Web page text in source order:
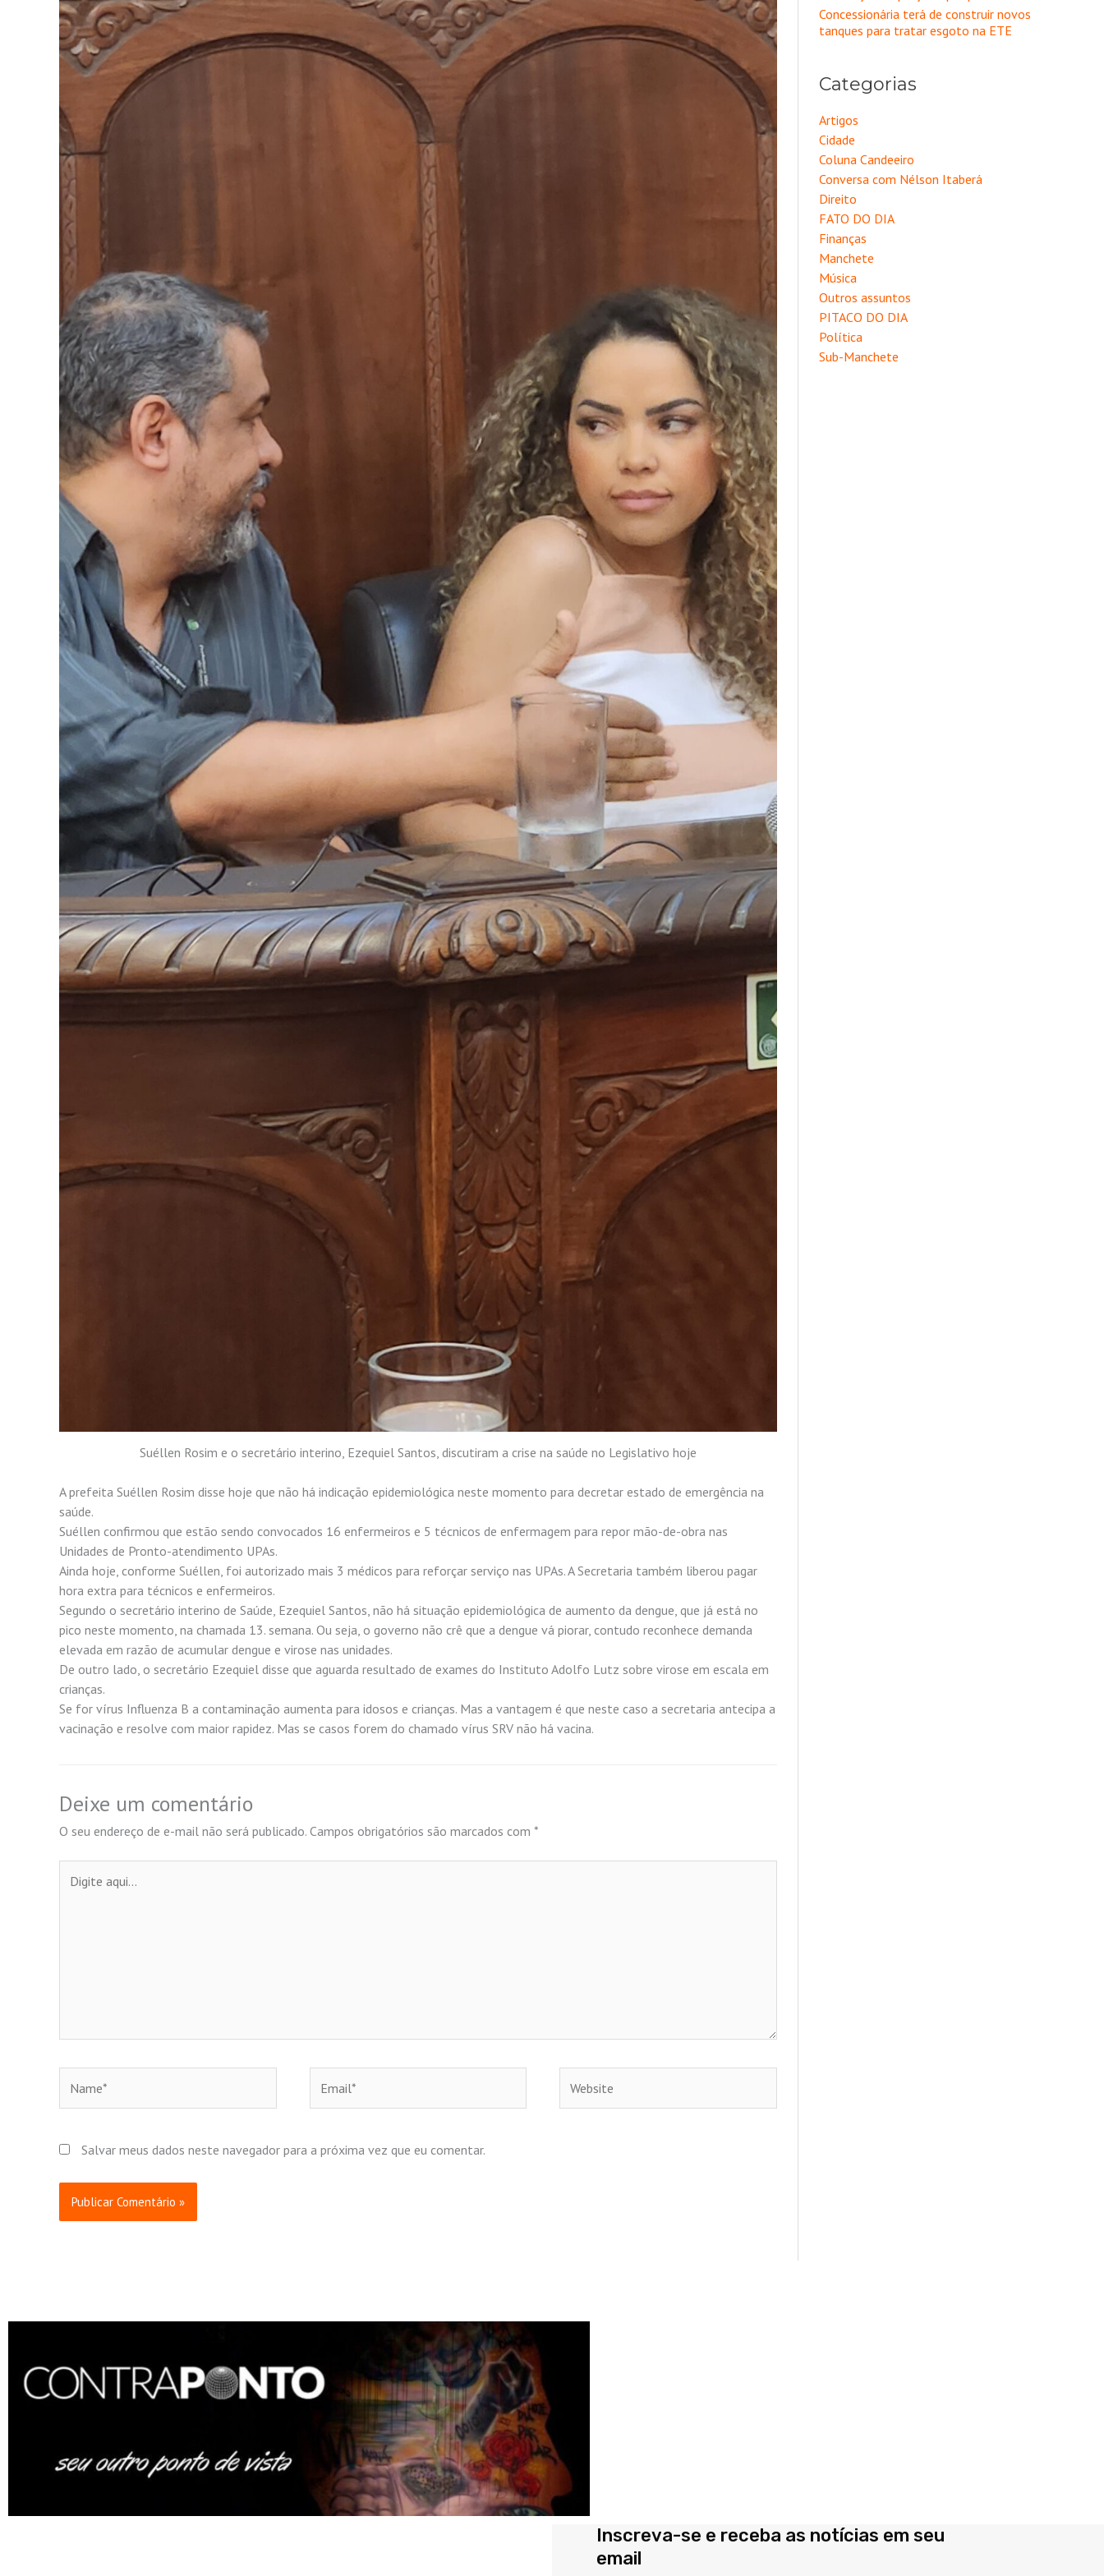
Suéllen Rosim e o secretário interino, Ezequiel Santos, discutiram a crise na saúde no Legislativo hoje
A prefeita Suéllen Rosim disse hoje que não há indicação epidemiológica neste momento para decretar estado de emergência na
saúde.
Suéllen confirmou que estão sendo convocados 16 enfermeiros e 5 técnicos de enfermagem para repor mão-de-obra nas
Unidades de Pronto-atendimento UPAs.
Ainda hoje, conforme Suéllen, foi autorizado mais 3 médicos para reforçar serviço nas UPAs. A Secretaria também liberou pagar
hora extra para técnicos e enfermeiros.
Segundo o secretário interino de Saúde, Ezequiel Santos, não há situação epidemiológica de aumento da dengue, que já está no
pico neste momento, na chamada 13. semana. Ou seja, o governo não crê que a dengue vá piorar, contudo reconhece demanda
elevada em razão de acumular dengue e virose nas unidades.
De outro lado, o secretário Ezequiel disse que aguarda resultado de exames do Instituto Adolfo Lutz sobre virose em escala em
crianças.
Se for vírus Influenza B a contaminação aumenta para idosos e crianças. Mas a vantagem é que neste caso a secretaria antecipa a
vacinação e resolve com maior rapidez. Mas se casos forem do chamado vírus SRV não há vacina.
Deixe um comentário
O seu endereço de e-mail não será publicado. Campos obrigatórios são marcados com *
aqui...
Salvar meus dados neste navegador para a próxima vez que eu comentar.
Concessionária terá de construir novos
tanques para tratar esgoto na ETE
Categorias
Artigos
Cidade
Coluna Candeeiro
Conversa com Nélson Itaberá
Direito
FATO DO DIA
Finanças
Manchete
Música
Outros assuntos
PITACO DO DIA
Política
Sub-Manchete
Inscreva-se e receba as notícias em seu
email